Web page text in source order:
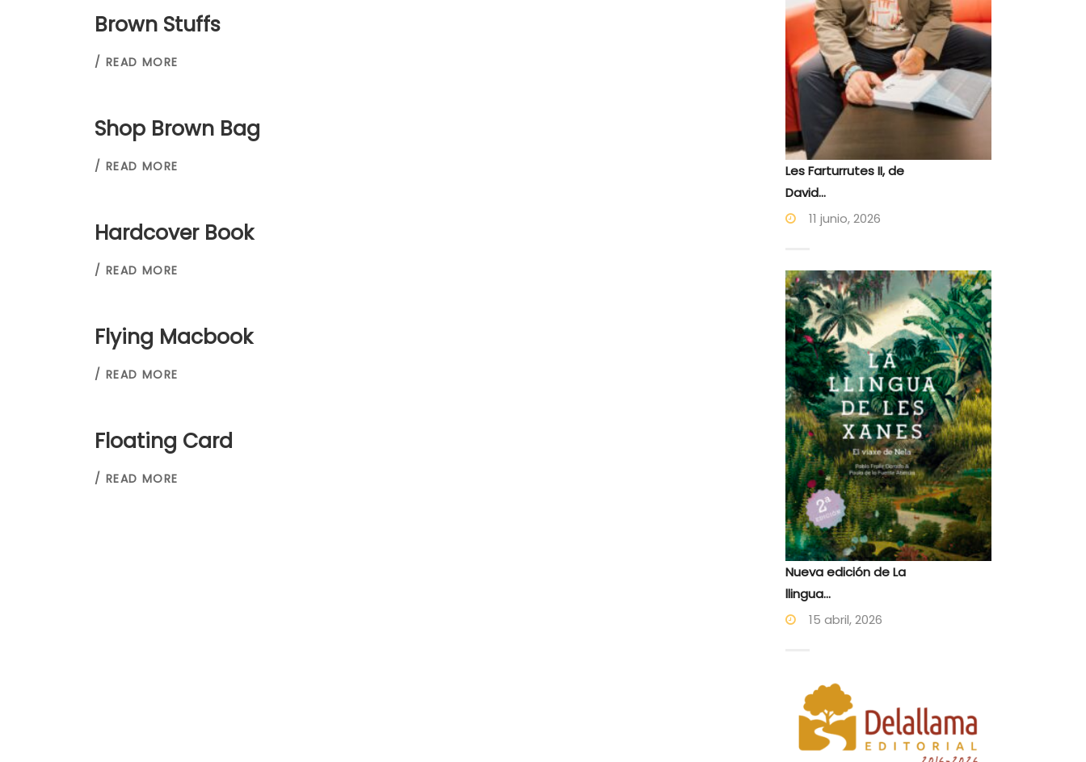
Brown Stuffs
/ READ MORE
Shop Brown Bag
/ READ MORE
Hardcover Book
/ READ MORE
Flying Macbook
/ READ MORE
Floating Card
/ READ MORE
Les Farturrutes II, de
David...
11 junio, 2026
Nueva edición de La
llingua...
15 abril, 2026